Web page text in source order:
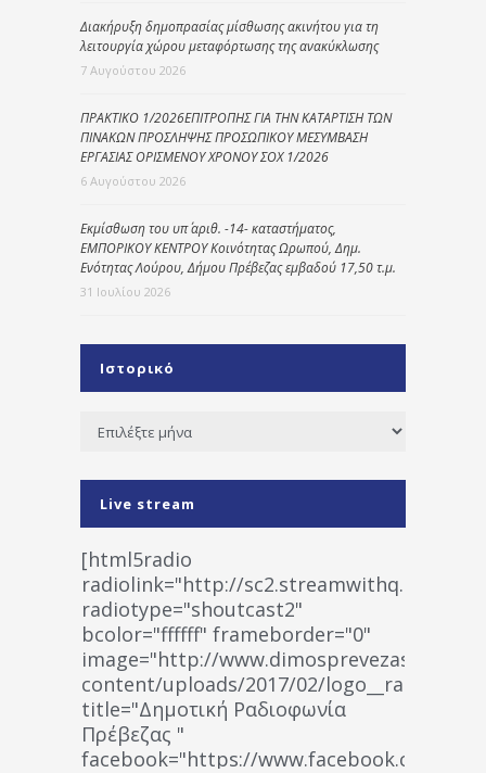
Διακήρυξη δημοπρασίας μίσθωσης ακινήτου για τη
λειτουργία χώρου μεταφόρτωσης της ανακύκλωσης
7 Αυγούστου 2026
ΠΡΑΚΤΙΚΟ 1/2026ΕΠΙΤΡΟΠΗΣ ΓΙΑ ΤΗΝ ΚΑΤΑΡΤΙΣΗ ΤΩΝ
ΠΙΝΑΚΩΝ ΠΡΟΣΛΗΨΗΣ ΠΡΟΣΩΠΙΚΟΥ ΜΕΣΥΜΒΑΣΗ
ΕΡΓΑΣΙΑΣ ΟΡΙΣΜΕΝΟΥ ΧΡΟΝΟΥ ΣΟΧ 1/2026
6 Αυγούστου 2026
Εκμίσθωση του υπ΄ αριθ. -14- καταστήματος,
ΕΜΠΟΡΙΚΟΥ ΚΕΝΤΡΟΥ Κοινότητας Ωρωπού, Δημ.
Ενότητας Λούρου, Δήμου Πρέβεζας εμβαδού 17,50 τ.μ.
31 Ιουλίου 2026
Ιστορικό
Ιστορικό
Live stream
[html5radio
radiolink="http://
radiotype="shoutcast2"
bcolor="ffffff" frameborder="0"
image="http://www.dimosprevezas.gr/wp-
content/uploads/2017/02/
title="Δημοτική Ραδιοφωνία
Πρέβεζας "
facebook="https://www.facebook.com/